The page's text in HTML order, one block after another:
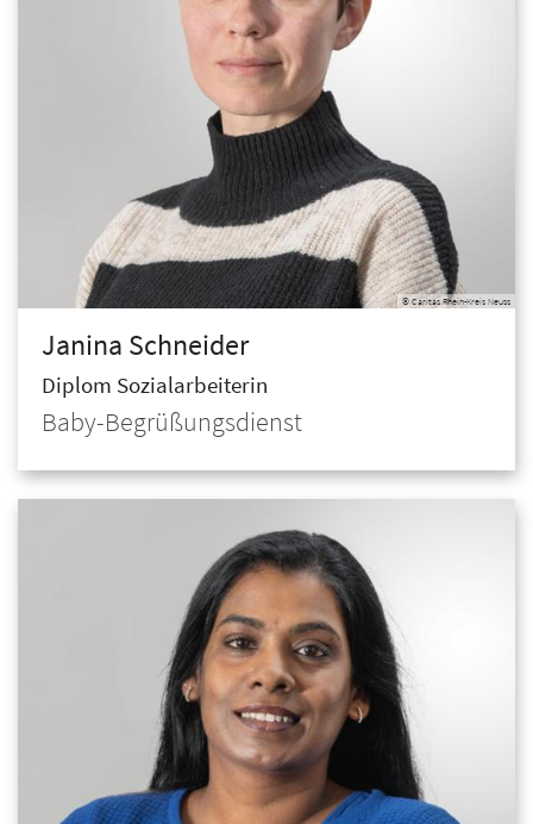
© Caritas Rhein-Kreis Neuss
Janina Schneider
Diplom Sozialarbeiterin
Baby-Begrüßungsdienst